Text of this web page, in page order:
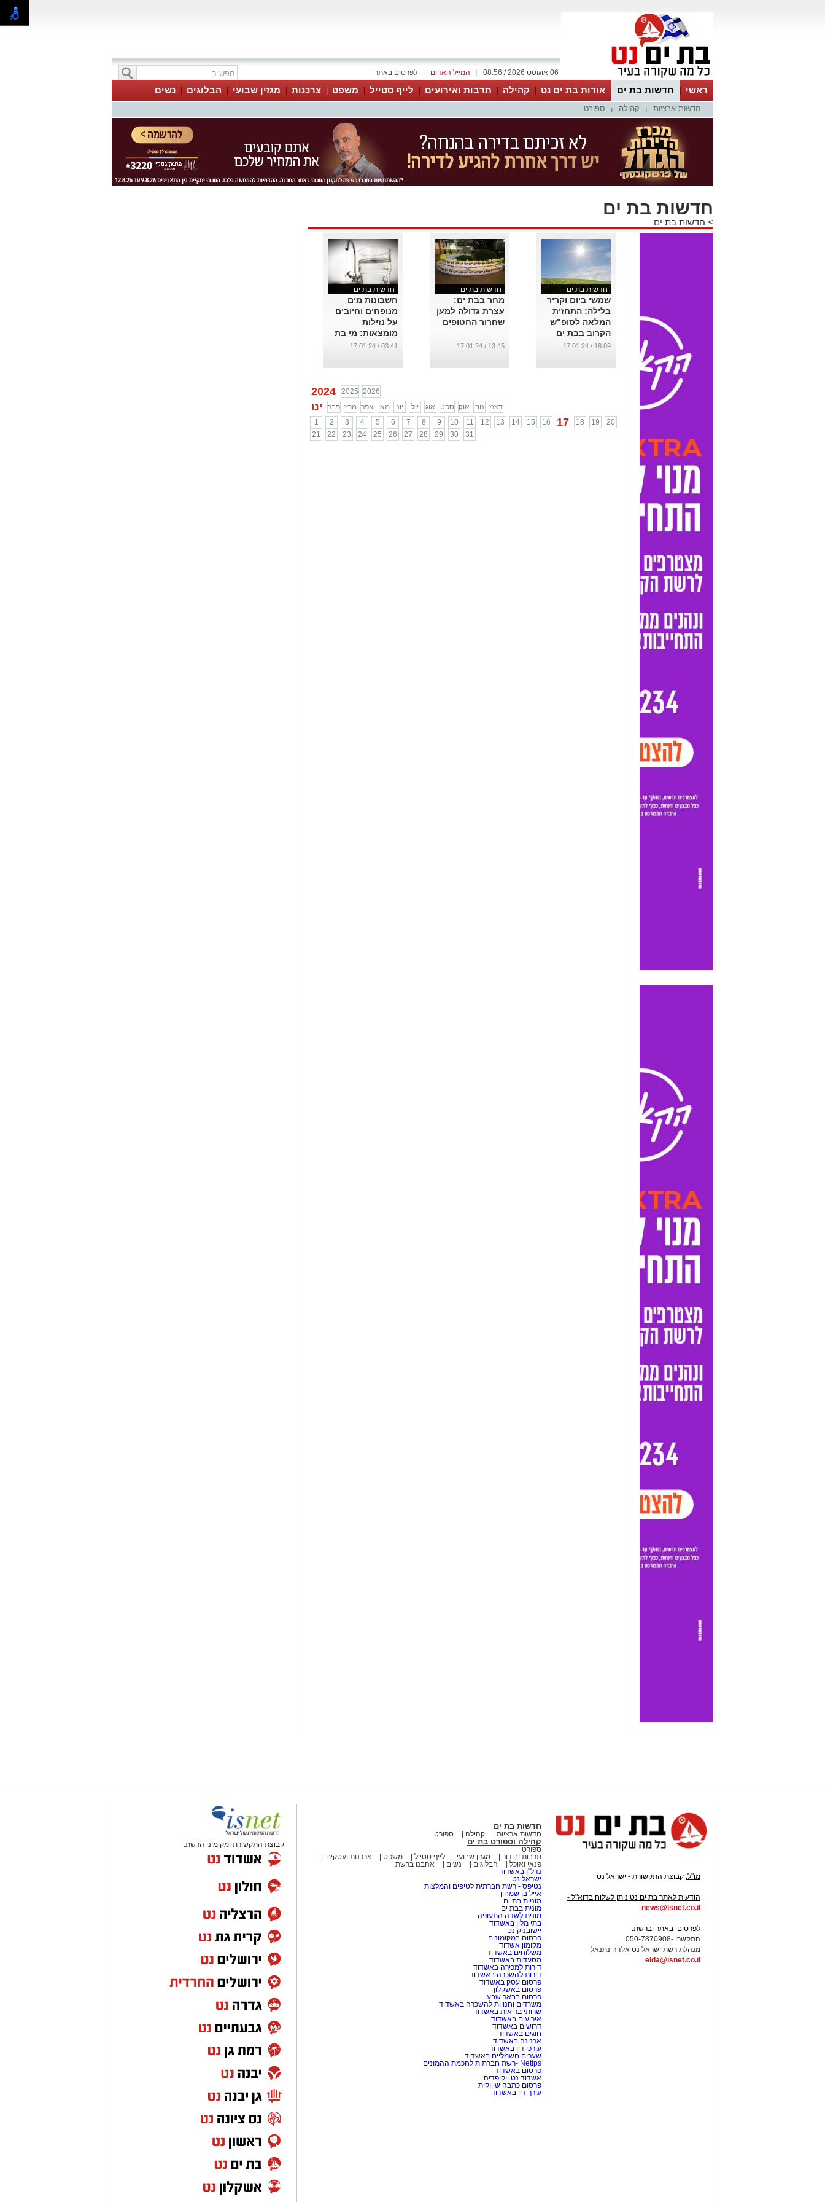
לפרסום באתר המייל האדום 06 אוגוסט 2026 / 08:56
ראשי חדשות בת ים אודות בת ים נט קהילה תרבות ואירועים לייף סטייל משפט צרכנות מגזין שבועי הבלוגים נשים
חדשות ארציות קהילה ספורט
חדשות בת ים
> חדשות בת ים
חדשות בת ים
שמשי ביום וקריר
בלילה: התחזית
המלאה לסופ"ש
הקרוב בבת ים
...
18:09 / 17.01.24
חדשות בת ים
מחר בבת ים:
עצרת גדולה למען
שחרור החטופים
...
13:45 / 17.01.24
חדשות בת ים
חשבונות מים
מנופחים וחיובים
על נזילות
מומצאות: מי בת
ים שותה את כספי
...
03:41 / 17.01.24
2024 2025 2026
ינו פבר מרץ אפר מאי יונ יול אוג ספט אוק נוב
דצמ
1
2 3 4 5 6 7 8 9 10 11 12 13 14 15 16 17 18 19
20
21
22 23 24 25 26 27 28 29 30 31
מו"ל: קבוצת התקשורת - ישראל נט
הודעות לאתר בת ים נט ניתן לשלוח בדוא"ל -
news@isnet.co.il
לפרסום באתר וברשת:
התקשרו -050-7870908
מנהלת רשת ישראל נט אלדה נתנאל
elda@isnet.co.il
חדשות בת ים
חדשות ארציות קהילה ספורט
קהילה וספורט בת ים
ספורט
תרבות ובידור
מגזין שבועי לייף סטייל משפט
צרכנות ועסקים
פנאי ואוכל
הבלוגים נשים
אהבנו ברשת
נדל"ן באשדוד
ישראל נט
נטיפס - רשת חברתית לטיפים והמלצות
אייל בן שמחון
מוניות בת ים
מונית בבת ים
מונית לשדה התעופה
בתי מלון באשדוד
יישובניק נט
פרסום במקומונים
מקומון אשדוד
משלוחים באשדוד
מסעדות באשדוד
דירות למכירה באשדוד
דירות להשכרה באשדוד
פרסום עסק באשדוד
פרסום באשקלון
פרסום בבאר שבע
משרדים וחנויות להשכרה באשדוד
שרותי בריאות באשדוד
אירועים באשדוד
דרושים באשדוד
חוגים באשדוד
ארנונה באשדוד
עורכי דין באשדוד
שערים חשמליים באשדוד
Netips -רשת חברתית לחכמת ההמונים
פרסום באשדוד
אשדוד נט ויקיפדיה
פרסום כתבה שיווקית
עורך דין באשדוד
קבוצת התקשורת ומקומוני הרשת: